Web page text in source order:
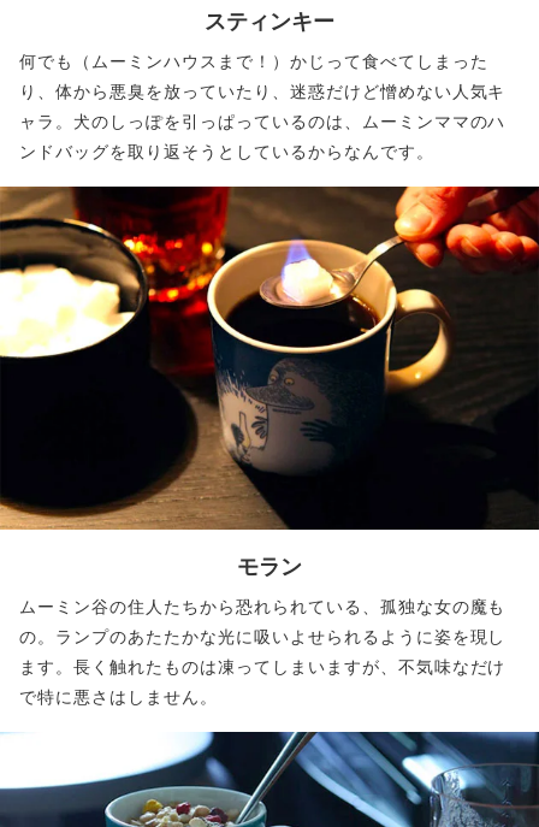
スティンキー
何でも（ムーミンハウスまで！）かじって食べてしまった
り、体から悪臭を放っていたり、迷惑だけど憎めない人気キ
ャラ。犬のしっぽを引っぱっているのは、ムーミンママのハ
ンドバッグを取り返そうとしているからなんです。
モラン
ムーミン谷の住人たちから恐れられている、孤独な女の魔も
の。ランプのあたたかな光に吸いよせられるように姿を現し
ます。長く触れたものは凍ってしまいますが、不気味なだけ
で特に悪さはしません。